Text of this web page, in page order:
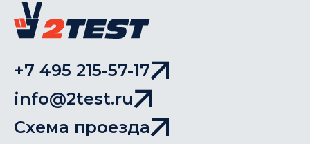
+7 495 215-57-17
info@2test.ru
Схема проезда